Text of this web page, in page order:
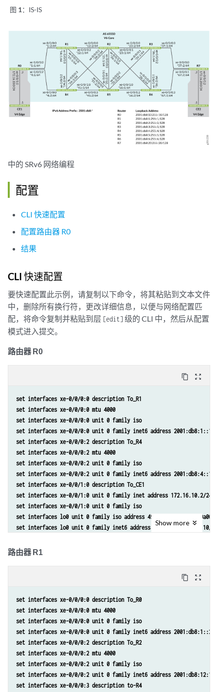
图 1： IS-IS
中的 SRv6 网络编程
配置
CLI 快速配置
配置路由器 R0
结果
CLI 快速配置
要快速配置此示例，请复制以下命令，将其粘贴到文本文件
中，删除所有换行符，更改详细信息，以便与网络配置匹
配，将命令复制并粘贴到层 [edit] 级的 CLI 中，然后从配置
模式进入提交。
路由器 R0
content_copy zoom_out_map
set interfaces xe-0/0/0:0 description To_R1
set interfaces xe-0/0/0:0 mtu 4000
set interfaces xe-0/0/0:0 unit 0 family iso
set interfaces xe-0/0/0:0 unit 0 family inet6 address 2001:db8:1::1/
set interfaces xe-0/0/0:2 description To_R4
set interfaces xe-0/0/0:2 mtu 4000
set interfaces xe-0/0/0:2 unit 0 family iso
set interfaces xe-0/0/0:2 unit 0 family inet6 address 2001:db8:4::1/
set interfaces xe-0/0/1:0 description To_CE1
set interfaces xe-0/0/1:0 unit 0 family inet address 172.16.10.2/24
set interfaces xe-0/0/1:0 unit 0 family iso
set interfaces lo0 unit 0 family iso address 49.0001.000a.0a0a.0a00
set interfaces lo0 unit 0 family inet6 address 2001:db8:10:255::10/
set routing-options source-packet-routing srv6 locator myloc
set policy-options policy-statement CE1_v4 term 1 from protocol
set policy-options policy-statement CE1_v4 term 1 then next-hop
set policy-options policy-statement CE1_v4 term 1 then accept
set routing-options autonomous-system 65550
set protocols bgp group to-R2RRv6 type internal
set protocols bgp group to-R2RRv6 export CE1_v4
set protocols bgp group to-R2RRv6 local-address 2001:db8:10:255::10
set protocols bgp group to-R2RRv6 neighbor 2001:db8:2:255::2 family
set protocols isis interface xe-0/0/0:0.0 level 2 srv6-adjacency-
set protocols isis interface xe-0/0/0:0.0 node-link-protection
Show more
路由器 R1
content_copy zoom_out_map
set interfaces xe-0/0/0:0 description To_R0
set interfaces xe-0/0/0:0 mtu 4000
set interfaces xe-0/0/0:0 unit 0 family iso
set interfaces xe-0/0/0:0 unit 0 family inet6 address 2001:db8:1::2/
set interfaces xe-0/0/0:2 description To_R2
set interfaces xe-0/0/0:2 mtu 4000
set interfaces xe-0/0/0:2 unit 0 family iso
set interfaces xe-0/0/0:2 unit 0 family inet6 address 2001:db8:12:1/
set interfaces xe-0/0/0:3 description to-R4